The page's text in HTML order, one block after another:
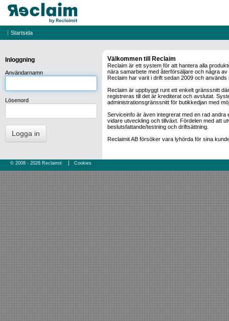
| Startsida
Inloggning
Användarnamn
Lösenord
Logga in
Välkommen till Reclaim
Reclaim är ett system för att hantera alla
nära samarbete med återförsäljare och några
Reclaim har varit i drift sedan 2009 och
Reclaim är uppbyggt runt ett enkelt gränssnitt
registreras till det är krediterat och avslutat.
administrationsgränssnitt för butikkedjan med
Serviceinfo är även integrerat med en rad
vidare utveckling och tillväxt. Fördelen med att
beslutsfattande/testning och driftsättning.
Reclaimit AB försöker vara lyhörda för sina
© 2008 - 2026 Reclaimit | Cookies